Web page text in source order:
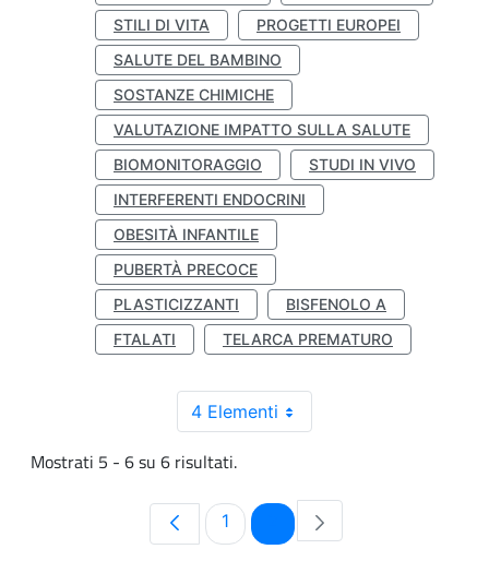
STILI DI VITA
PROGETTI EUROPEI
SALUTE DEL BAMBINO
SOSTANZE CHIMICHE
VALUTAZIONE IMPATTO SULLA SALUTE
BIOMONITORAGGIO
STUDI IN VIVO
INTERFERENTI ENDOCRINI
OBESITÀ INFANTILE
PUBERTÀ PRECOCE
PLASTICIZZANTI
BISFENOLO A
FTALATI
TELARCA PREMATURO
4 Elementi
Mostrati 5 - 6 su 6 risultati.
Pagina
1 Pagina